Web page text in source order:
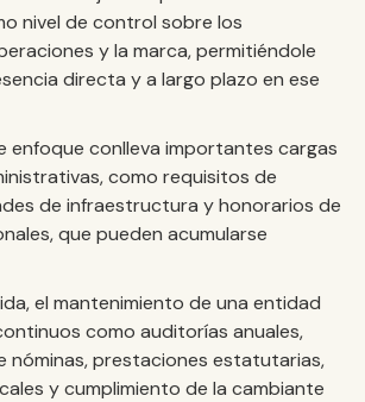
nivel de control sobre los
y la marca, permitiéndole
directa y a largo plazo en ese
enfoque conlleva importantes cargas
como requisitos de
de infraestructura y honorarios de
que pueden acumularse
el mantenimiento de una entidad
como auditorías anuales,
nóminas, prestaciones estatutarias,
y cumplimiento de la cambiante